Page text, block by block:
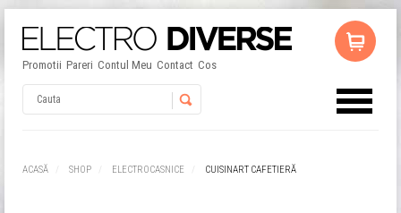
Promotii Pareri Contul Meu Contact Cos
ACASĂ SHOP ELECTROCASNICE CUISINART CAFETIERĂ
Username